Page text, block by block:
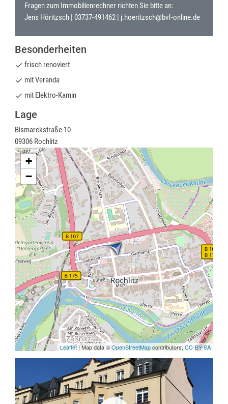
Fragen zum Immobilienrechner richten Sie bitte an:
Jens Höritzsch | 03737-491462 | j.hoeritzsch@bvf-online.de
Besonderheiten
done frisch renoviert
done mit Veranda
done mit Elektro-Kamin
Lage
Bismarckstraße 10
09306 Rochlitz
+
−
Leaflet| Map data ©OpenStreetMapcontributors, CC-BY-SA